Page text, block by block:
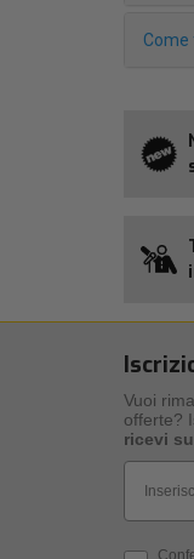
Come
Vuoi
offerte?
ricevi
Privacy